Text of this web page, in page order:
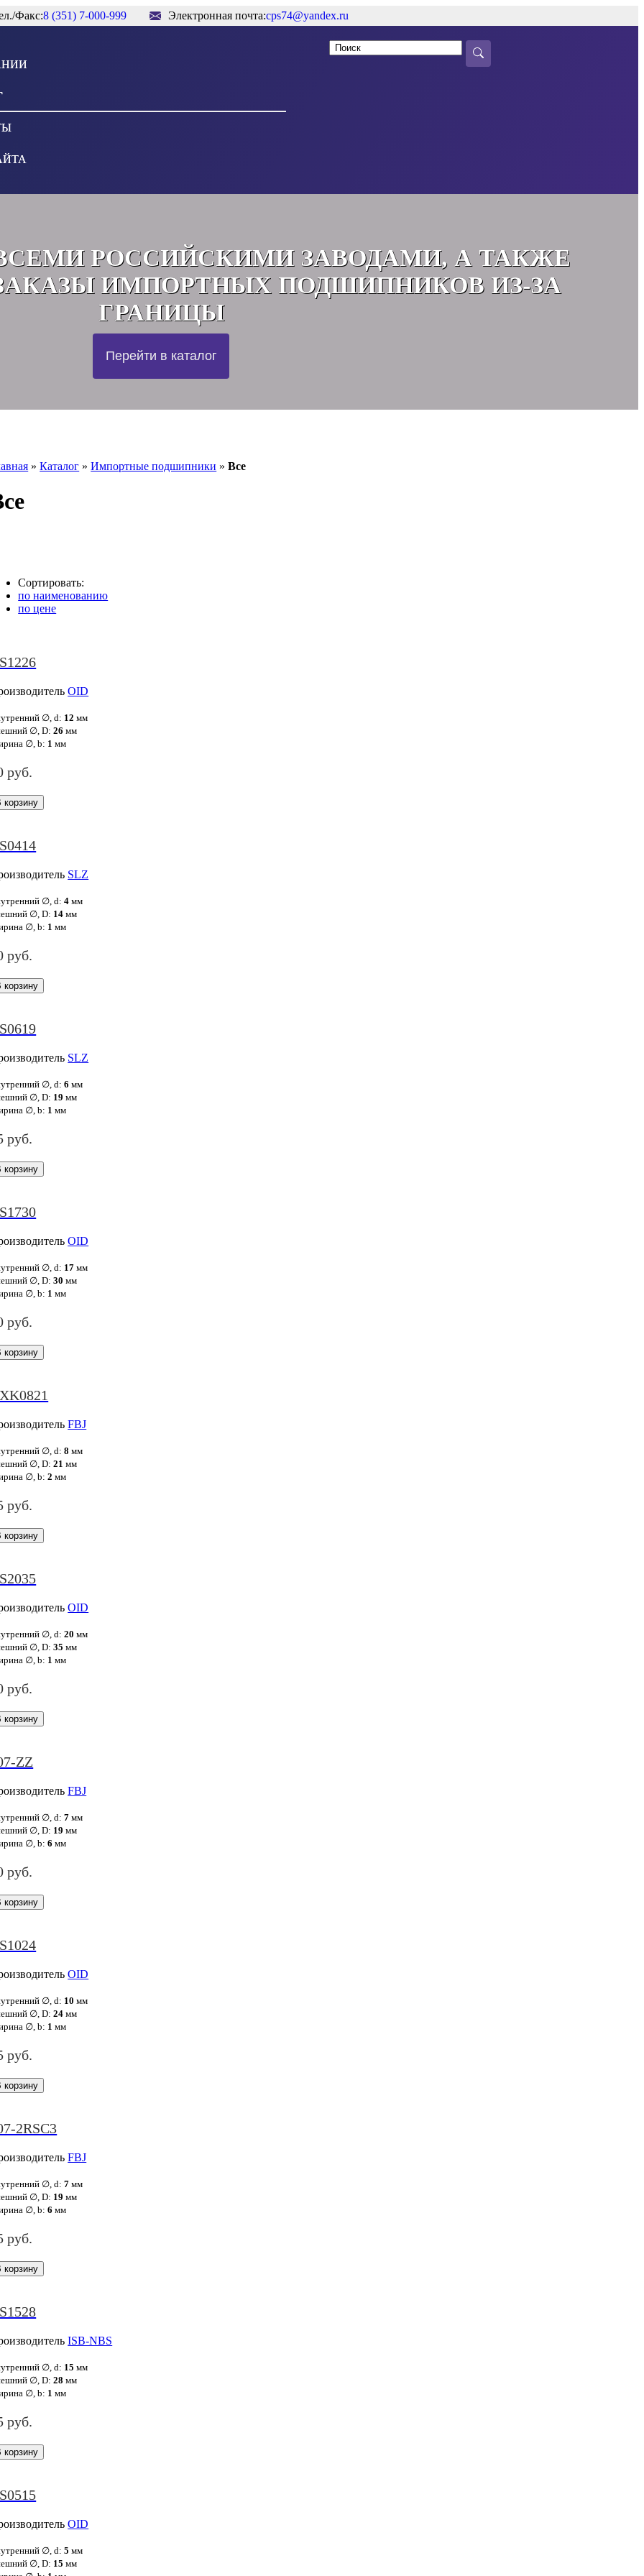
Факс:8 (351) 7-000-999 Электронная почта:cps74@yandex.ru
РОССИЙСКИМИ ЗАВОДАМИ, А ТАКЖЕ
ИМПОРТНЫХ ПОДШИПНИКОВ ИЗ-ЗА
ГРАНИЦЫ
Перейти в каталог
»Каталог »Импортные подшипники »Все
Сортировать:
по наименованию
по цене
OID
∅, d: 12 мм
∅, D:26 мм
∅, b: 1 мм
руб.
SLZ
∅, d:4 мм
∅, D: 14 мм
∅, b: 1 мм
руб.
SLZ
∅, d:6 мм
∅, D: 19 мм
∅, b: 1 мм
руб.
OID
∅, d: 17 мм
∅, D:30 мм
∅, b: 1 мм
руб.
FBJ
∅, d:8 мм
∅, D:21 мм
∅, b:2 мм
руб.
OID
∅, d:20 мм
∅, D:35 мм
∅, b: 1 мм
руб.
ZZ
FBJ
∅, d:7 мм
∅, D: 19 мм
∅, b:6 мм
руб.
OID
∅, d: 10 мм
∅, D:24 мм
∅, b: 1 мм
руб.
2RSC3
FBJ
∅, d:7 мм
∅, D: 19 мм
∅, b:6 мм
руб.
ISB-NBS
∅, d: 15 мм
∅, D:28 мм
∅, b: 1 мм
руб.
OID
∅, d:5 мм
∅, D: 15 мм